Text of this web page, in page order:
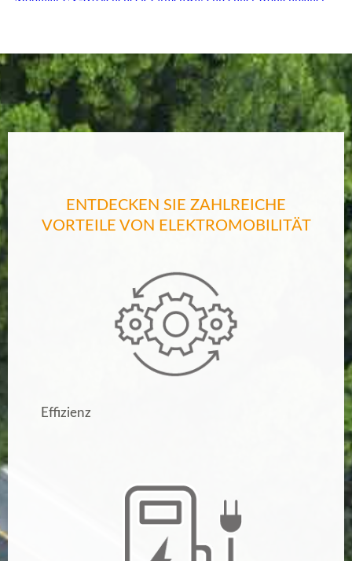
ENTDECKEN SIE ZAHLREICHE
VORTEILE VON ELEKTROMOBILITÄT
Effizienz